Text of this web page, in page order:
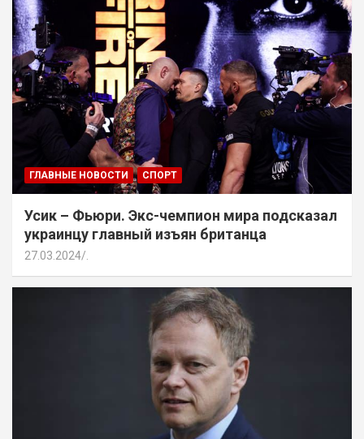
ГЛАВНЫЕ НОВОСТИ СПОРТ
Усик – Фьюри. Экс-чемпион мира подсказал
украинцу главный изъян британца
27.03.2024 .